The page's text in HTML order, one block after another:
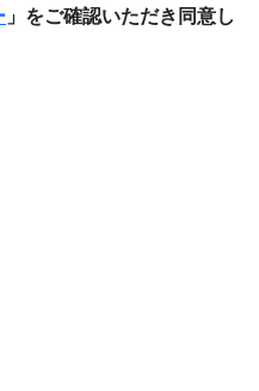
」をご確認いただき同意し